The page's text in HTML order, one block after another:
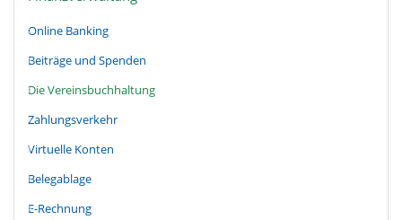
Online Banking
Beiträge und Spenden
Die Vereinsbuchhaltung
Zahlungsverkehr
Virtuelle Konten
Belegablage
E-Rechnung